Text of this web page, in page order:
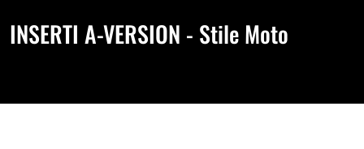
INSERTI A-VERSION - Stile Moto